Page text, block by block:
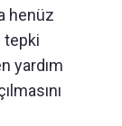
henüz
tepki
yardım